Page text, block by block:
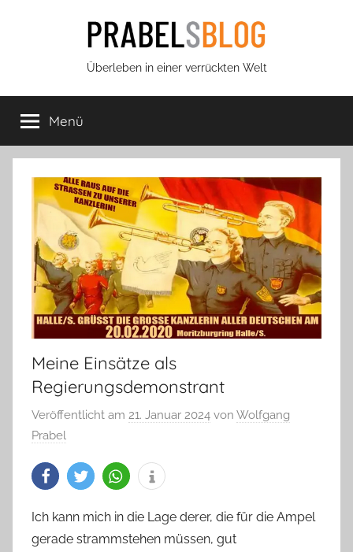
Prabels
Blog
Überleben in einer verrückten Welt
Menü
Meine Einsätze als
Regierungsdemonstrant
Veröffentlicht am 21. Januar 2024 von Wolfgang
Prabel
Ich kann mich in die Lage derer, die für die Ampel
gerade strammstehen müssen, gut